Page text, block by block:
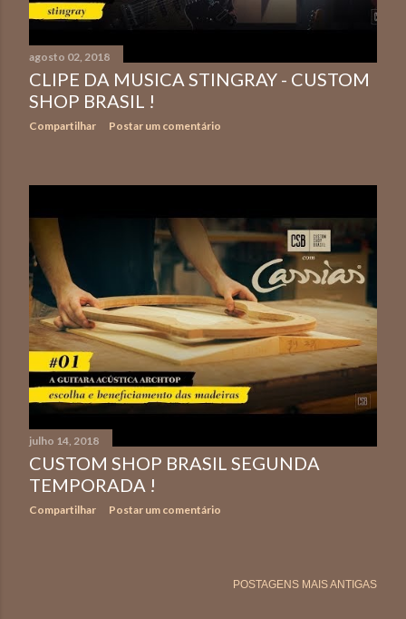
agosto 02, 2018
CLIPE DA MUSICA STINGRAY - CUSTOM
SHOP BRASIL !
Compartilhar Postar um comentário
julho 14, 2018
CUSTOM SHOP BRASIL SEGUNDA
TEMPORADA !
Compartilhar Postar um comentário
POSTAGENS MAIS ANTIGAS